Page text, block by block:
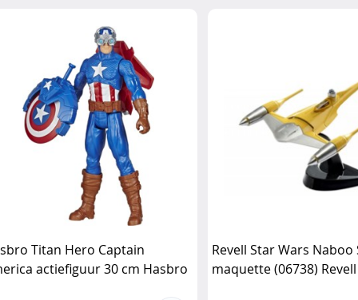
Titan Hero Captain
actiefiguur 30 cm Hasbro
Revell Star Wars
maquette (06738) Revell